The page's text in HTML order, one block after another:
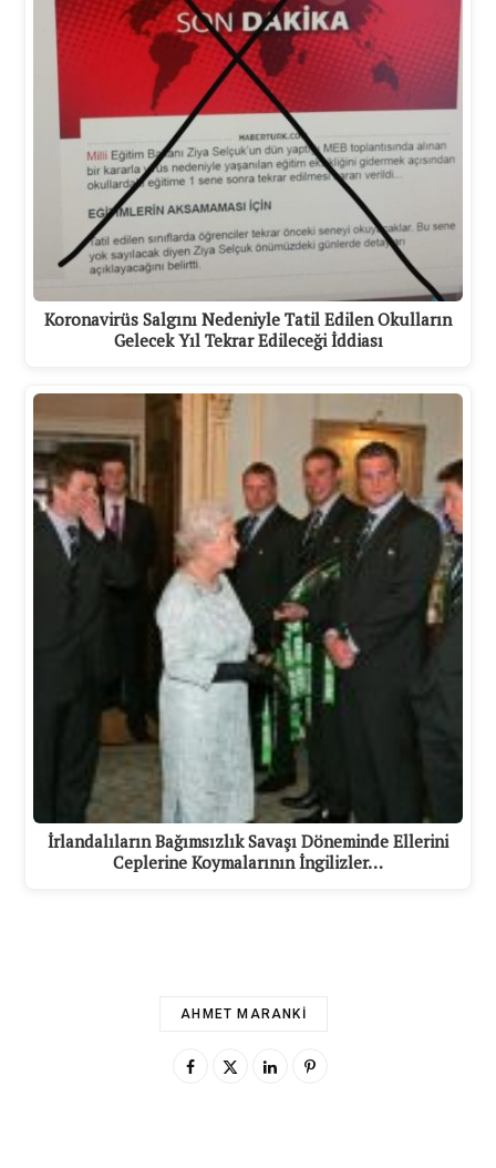
Koronavirüs Salgını Nedeniyle Tatil Edilen Okulların
Gelecek Yıl Tekrar Edileceği İddiası
İrlandalıların Bağımsızlık Savaşı Döneminde Ellerini
Ceplerine Koymalarının İngilizler…
AHMET MARANKI